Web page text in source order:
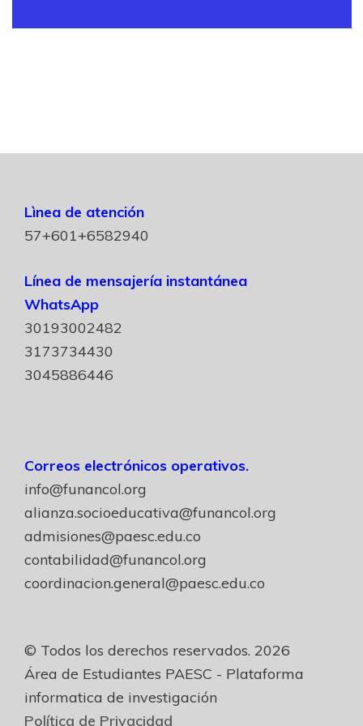
Lìnea de atención
57+601+6582940
Línea de mensajería instantánea
WhatsApp
30193002482
3173734430
3045886446
Correos electrónicos operativos.
info@funancol.org
alianza.socioeducativa@funancol.org
admisiones@paesc.edu.co
contabilidad@funancol.org
coordinacion.general@paesc.edu.co
© Todos los derechos reservados. 2026
Área de Estudiantes PAESC - Plataforma
informatica de investigación
Política de Privacidad